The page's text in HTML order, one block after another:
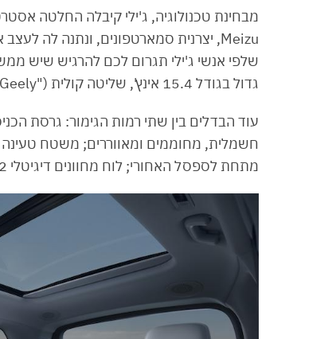
מבחינת טכנולוגיה, ג'ילי קיבלה החלטה
שלפי אנשי ג'ילי תגרום לכם להרגיש שיש
גדול בגודל 15.4 אינץ', שליטה קולית ("Hi Geely") ואפליקציה עם שליטה מרחוק.
מתחת לספסל האחורי; לוח מחוונים דיגיטלי 10.2 אינץ׳ ומצלמות היקפיות 360 מעלות.